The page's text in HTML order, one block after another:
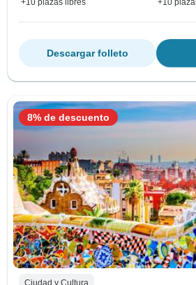
Descargar folleto
Ciudad y Cultura
8% de descuento